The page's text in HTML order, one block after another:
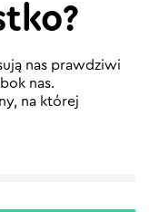
nas prawdziwi
nas.
na której